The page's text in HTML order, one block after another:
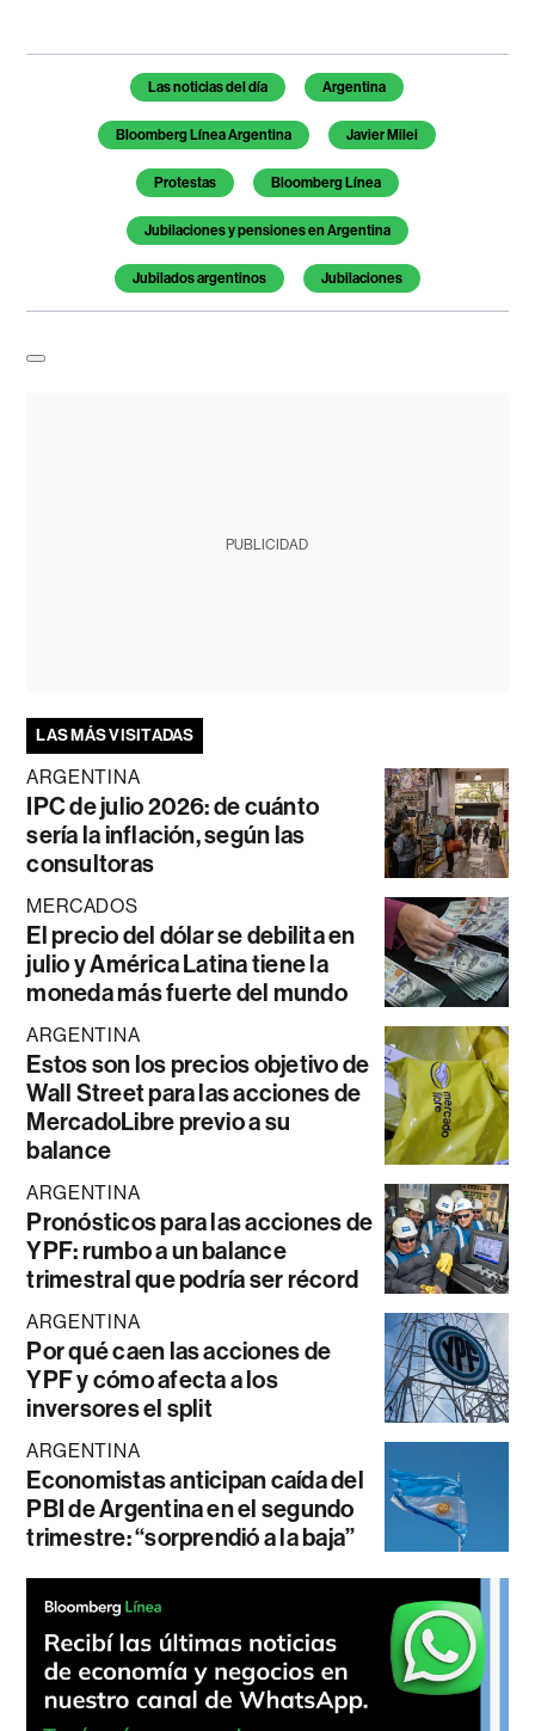
Temas de este artículo
Las noticias del día Argentina
Bloomberg Línea Argentina Javier Milei
Protestas Bloomberg Línea
Jubilaciones y pensiones en Argentina
Jubilados argentinos Jubilaciones
PUBLICIDAD
LAS MÁS VISITADAS
ARGENTINA
IPC de julio 2026: de cuánto
sería la inflación, según las
consultoras
MERCADOS
El precio del dólar se debilita en
julio y América Latina tiene la
moneda más fuerte del mundo
ARGENTINA
Estos son los precios objetivo de
Wall Street para las acciones de
MercadoLibre previo a su
balance
ARGENTINA
Pronósticos para las acciones de
YPF: rumbo a un balance
trimestral que podría ser récord
ARGENTINA
Por qué caen las acciones de
YPF y cómo afecta a los
inversores el split
ARGENTINA
Economistas anticipan caída del
PBI de Argentina en el segundo
trimestre: “sorprendió a la baja”